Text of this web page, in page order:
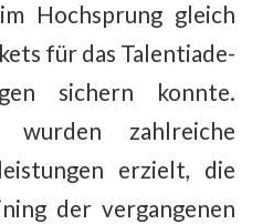
Hochsprung gleich
für das Talentiade-
sichern konnte.
wurden zahlreiche
erzielt, die
der vergangenen